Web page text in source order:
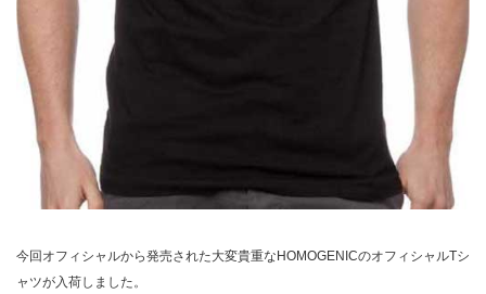
今回オフィシャルから発売された大変貴重なHOMOGENICのオフィシャルTシ
ャツが入荷しました。